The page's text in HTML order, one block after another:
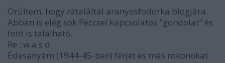
Örültem, hogy rátaláltál aranyosfodorka blogjára.
Abban is elég sok Péccsel kapcsolatos "gondolat" és
fotó is található.
Re : w a s d
Édesanyám (1944-45-ben) férjét és más rokonokat